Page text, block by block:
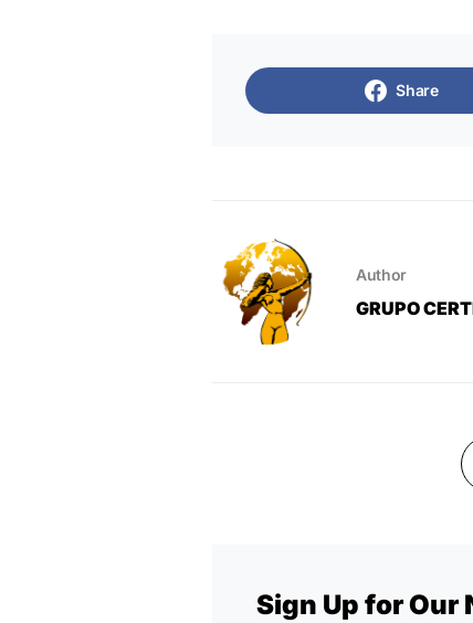
Share
Author
GRUPO
Sign Up for